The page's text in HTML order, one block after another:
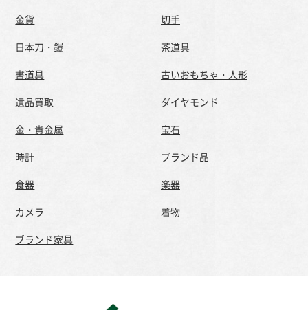
金貨
切手
日本刀・鎧
茶道具
書道具
古いおもちゃ・人形
遺品買取
ダイヤモンド
金・貴金属
宝石
時計
ブランド品
食器
楽器
カメラ
着物
ブランド家具